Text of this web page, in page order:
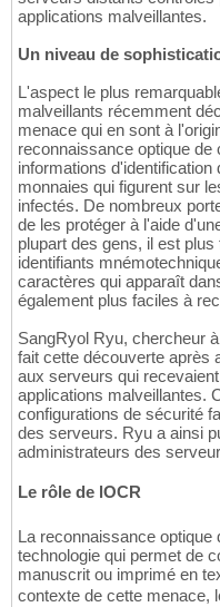
applications malveillantes.
Un niveau de
L'aspect le plus
malveillants récemment
menace qui en sont à
reconnaissance optique
informations
monnaies qui figurent sur
infectés. De nombreux
de les protéger à l'aide
plupart des gens, il est
identifiants
caractères qui apparaît
également plus faciles à
SangRyol Ryu, chercheur
fait cette découverte après
aux serveurs qui
applications malveillantes.
configurations de sécurité
des serveurs. Ryu a ainsi
administrateurs des
Le rôle de lOCR
La reconnaissance
technologie qui permet de
manuscrit ou imprimé en
contexte de cette menace,